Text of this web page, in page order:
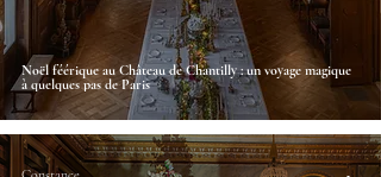
Noël féérique au Château de Chantilly : un voyage magique
à quelques pas de Paris